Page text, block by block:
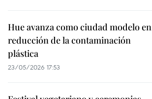
Hue avanza como ciudad modelo en
reducción de la contaminación
plástica
23/05/2026 17:53